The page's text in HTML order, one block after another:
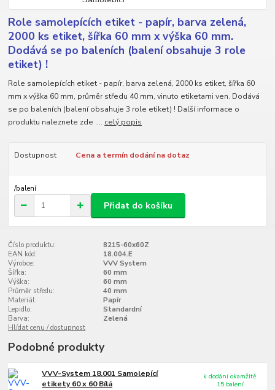
Role samolepících etiket - papír, barva zelená,
2000 ks etiket, šířka 60 mm x výška 60 mm.
Dodává se po baleních (balení obsahuje 3 role
etiket) !
Role samolepících etiket - papír, barva zelená, 2000 ks etiket, šířka 60
mm x výška 60 mm, průměr středu 40 mm, vinuto etiketami ven. Dodává
se po baleních (balení obsahuje 3 role etiket) ! Další informace o
produktu naleznete zde .... celý popis
Dostupnost Cena a termín dodání na dotaz
/balení
Přidat do košíku
Číslo produktu:
8215-60x60Z
EAN kód:
18.004.E
Výrobce:
VVV System
Šířka:
60 mm
Výška:
60 mm
Průměr středu:
40 mm
Materiál:
Papír
Lepidlo:
Standardní
Barva:
Zelená
Hlídat cenu / dostupnost
Podobné produkty
VVV-System 18.001 Samolepící
etikety 60 x 60 Bílá
k dodání okamžitě
15 balení